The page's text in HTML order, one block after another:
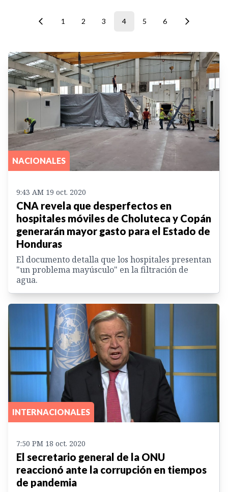
1 2 3 4 5 6
NACIONALES
9:43 AM 19 oct. 2020
CNA revela que desperfectos en
hospitales móviles de Choluteca y Copán
generarán mayor gasto para el Estado de
Honduras
El documento detalla que los hospitales presentan
"un problema mayúsculo" en la filtración de
agua.
INTERNACIONALES
7:50 PM 18 oct. 2020
El secretario general de la ONU
reaccionó ante la corrupción en tiempos
de pandemia